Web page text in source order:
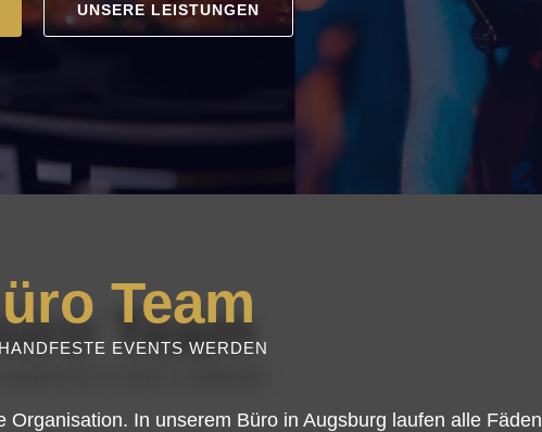
UNSERE LEISTUNGEN
Team
EVENTS WERDEN
In unserem Büro in Augsburg laufen alle Fäden